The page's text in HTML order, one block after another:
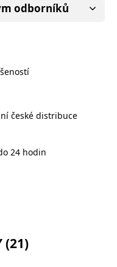
odborníků
české distribuce
24 hodin
(21)